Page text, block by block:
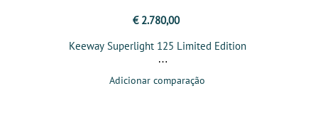
€ 2.780,00
Keeway Superlight 125 Limited Edition
Adicionar comparação